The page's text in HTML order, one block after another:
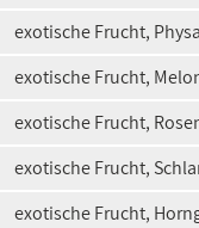
exotische Frucht,
exotische Frucht,
exotische Frucht,
exotische Frucht,
exotische Frucht,